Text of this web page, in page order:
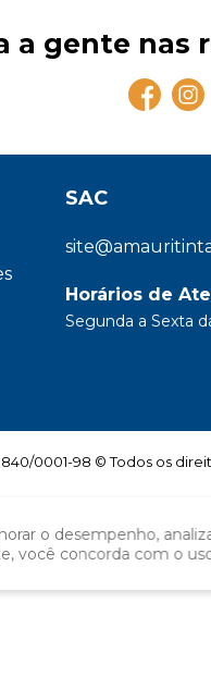
o desempenho,
você concorda com o
a gente nas
SAC
Horários de
Segunda a Sexta
0001-98 © Todos os